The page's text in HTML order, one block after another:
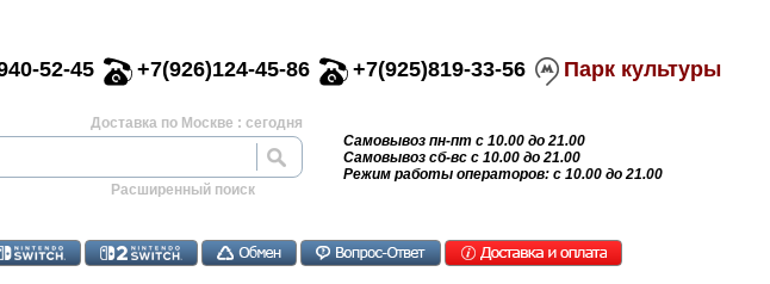
52-45 +7(926)124-45-86 +7(925)819-33-56 Парк культуры
Доставка по Москве : сегодня
Расширенный поиск
Самовывоз пн-пт с 10.00 до 21.00
Самовывоз сб-вс с 10.00 до 21.00
Режим работы операторов: с 10.00 до 21.00